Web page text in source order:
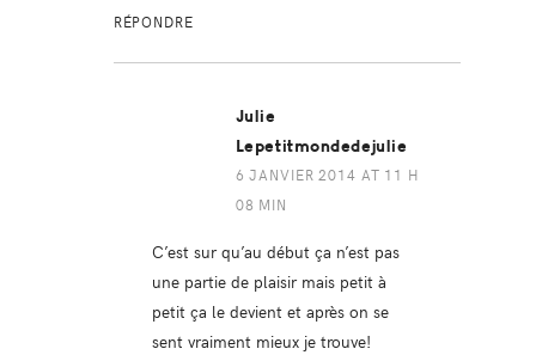
RÉPONDRE
Julie
Lepetitmondedejulie
6 JANVIER 2014 AT 11 H
08 MIN
C’est sur qu’au début ça n’est pas
une partie de plaisir mais petit à
petit ça le devient et après on se
sent vraiment mieux je trouve!